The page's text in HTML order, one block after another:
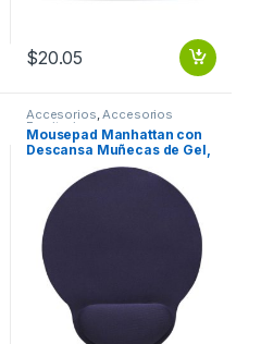
$20.05
Accesorios,Accesorios
Escritorio
Mousepad Manhattan con
Descansa Muñecas de Gel,
20x24cm, Grosor 4mm,
Azul Marino TIPO GEL
ERGONOMICO AZUL
MARINO